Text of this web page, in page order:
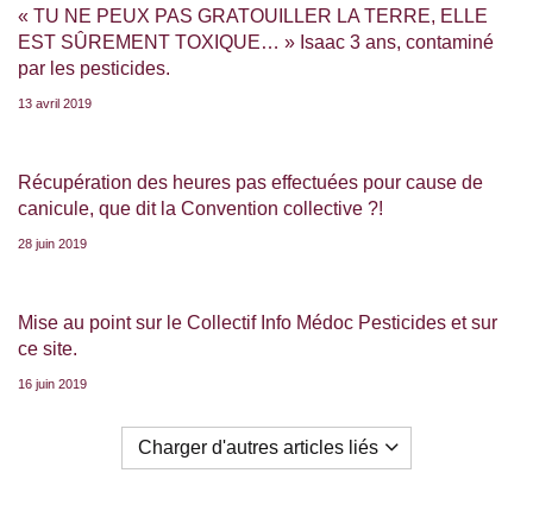
« TU NE PEUX PAS GRATOUILLER LA TERRE, ELLE
EST SÛREMENT TOXIQUE… » Isaac 3 ans, contaminé
par les pesticides.
13 avril 2019
Récupération des heures pas effectuées pour cause de
canicule, que dit la Convention collective ?!
28 juin 2019
Mise au point sur le Collectif Info Médoc Pesticides et sur
ce site.
16 juin 2019
Charger d'autres articles liés